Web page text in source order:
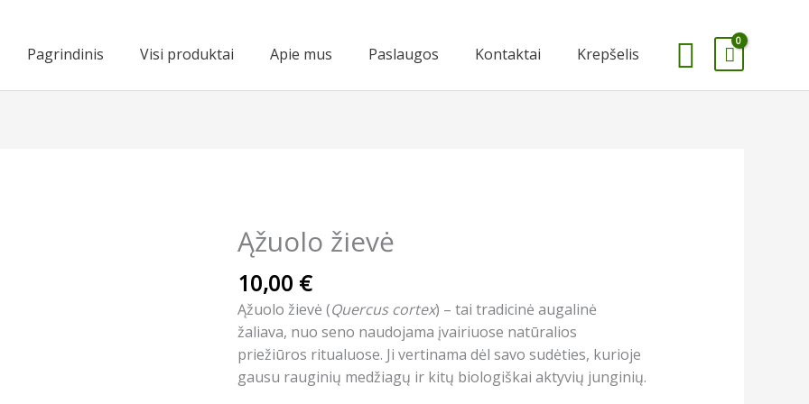
Pagrindinis Visi produktai Apie mus Paslaugos Kontaktai Krepšelis Paieška
Ąžuolo žievė
10,00 €
Ąžuolo žievė (Quercus cortex) – tai tradicinė augalinė
žaliava, nuo seno naudojama įvairiuose natūralios
priežiūros ritualuose. Ji vertinama dėl savo sudėties, kurioje
gausu rauginių medžiagų ir kitų biologiškai aktyvių junginių.